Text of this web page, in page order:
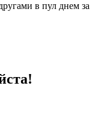
в пул днем за